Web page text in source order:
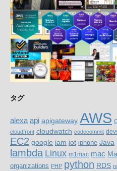
タグ
alexa api apigateway AWS
cloudfront cloudwatch codecommit
EC2 google iam iot iphone Java
lambda Linux m1mac mac
organizations PHP python RDS